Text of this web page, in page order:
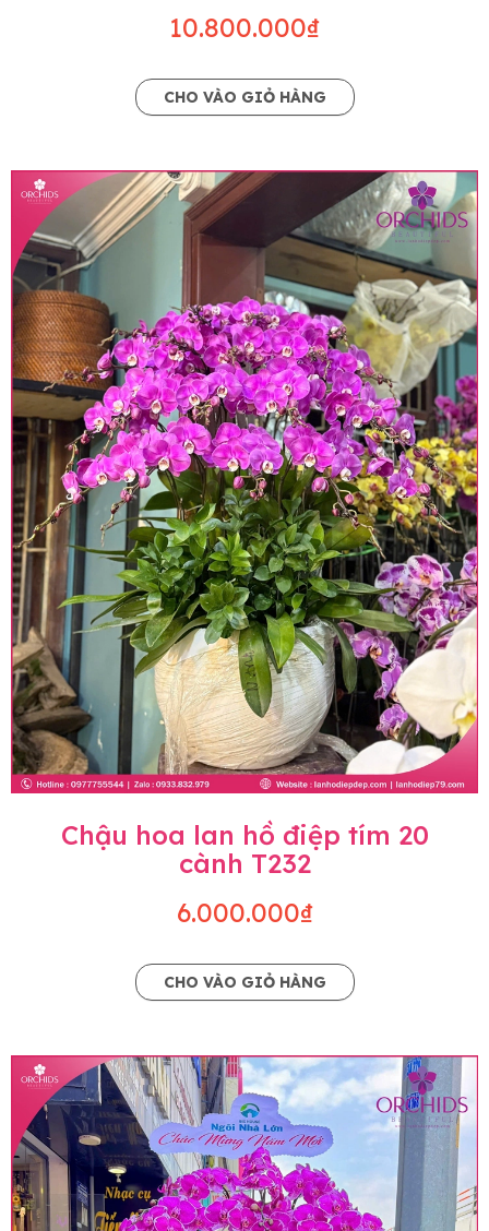
10.800.000₫
CHO VÀO GIỎ HÀNG
Chậu hoa lan hồ điệp tím 20
cành T232
6.000.000₫
CHO VÀO GIỎ HÀNG